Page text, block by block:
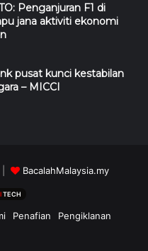
Penganjuran F1 di
jana aktiviti ekonomi
pusat kunci kestabilan
– MICCI
| BacalahMalaysia.my
TECH
Penafian
Pengiklanan